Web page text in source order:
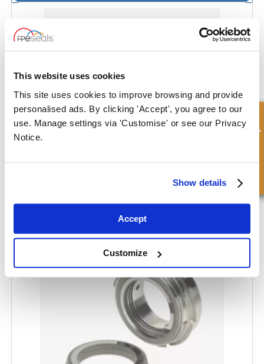
This website uses cookies
This site uses cookies to improve browsing and provide
personalised ads. By clicking 'Accept', you agree to our
use. Manage settings via 'Customise' or see our Privacy
Notice.
Show details
Accept
Customize
FLYGT® Sello de Bomba - FLYGT6
Consulta rápida